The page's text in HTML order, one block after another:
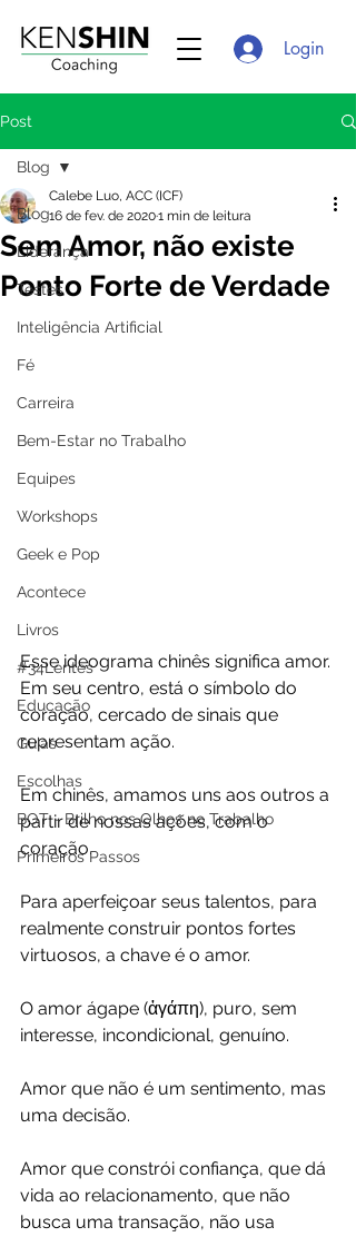
Login
Post
Blog
Liderança
Testes
Inteligência Artificial
Fé
Carreira
Bem-Estar no Trabalho
Equipes
Workshops
Geek e Pop
Acontece
Livros
#34Lentes
Educação
Guias
Escolhas
BOT - Brilho nos Olhos no Trabalho
Primeiros Passos
Blog
Sem Amor, não existe
Ponto Forte de Verdade
Calebe Luo, ACC (ICF)
16 de fev. de 20201 min de leitura
Esse ideograma chinês significa amor.
Em seu centro, está o símbolo do
coração, cercado de sinais que
representam ação.
Em chinês, amamos uns aos outros a
partir de nossas ações, com o
coração.
Para aperfeiçoar seus talentos, para
realmente construir pontos fortes
virtuosos, a chave é o amor.
O amor ágape (ἀγάπη), puro, sem
interesse, incondicional, genuíno.
Amor que não é um sentimento, mas
uma decisão.
Amor que constrói confiança, que dá
vida ao relacionamento, que não
busca uma transação, não usa